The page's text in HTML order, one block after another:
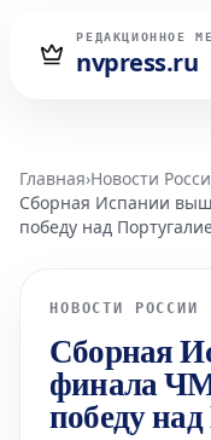
РЕДАКЦИОННОЕ
nvpress.ru
Главная›Новости
Сборная Испании
победу над
НОВОСТИ РОССИИ
Сборная
финала
победу